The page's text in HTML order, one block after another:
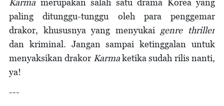
Karma merupakan salah satu drama Korea yang
paling ditunggu-tunggu oleh para penggemar
drakor, khususnya yang menyukai genre thriller
dan kriminal. Jangan sampai ketinggalan untuk
menyaksikan drakor Karmaketika sudah rilis nanti,
ya!
---